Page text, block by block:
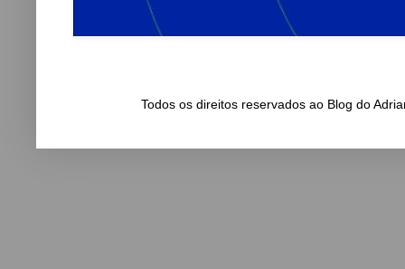
Todos os direitos reservados ao Blog do